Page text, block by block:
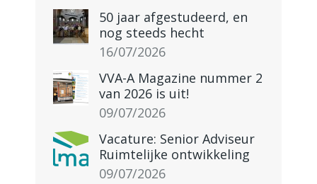
50 jaar afgestudeerd, en
nog steeds hecht
16/07/2026
VVA-A Magazine nummer 2
van 2026 is uit!
09/07/2026
Vacature: Senior Adviseur
Ruimtelijke ontwikkeling
09/07/2026